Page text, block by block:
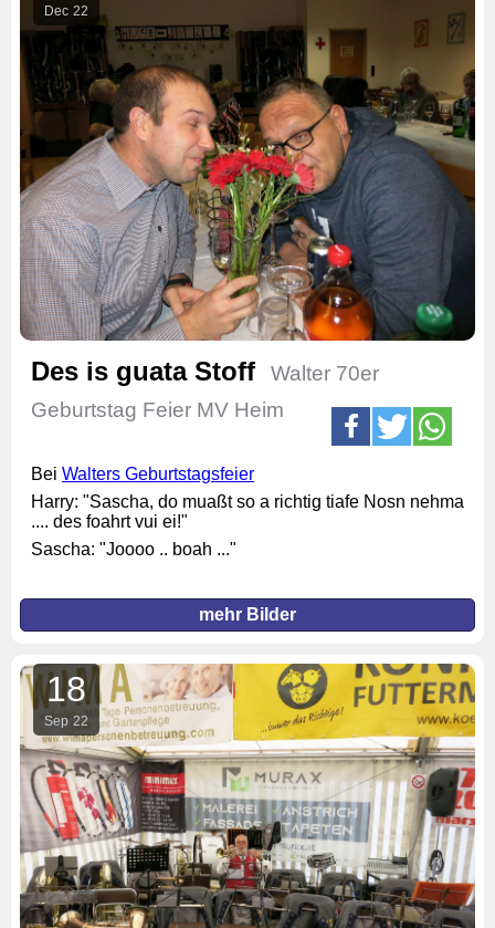
Dec 22
Des is guata Stoff
Walter 70er
Geburtstag Feier MV Heim
Bei Walters Geburtstagsfeier
Harry: "Sascha, do muaßt so a richtig tiafe Nosn nehma
.... des foahrt vui ei!"
Sascha: "Joooo .. boah ..."
mehr Bilder
18
Sep 22